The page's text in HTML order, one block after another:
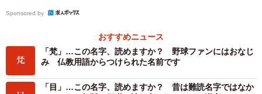
Sponsored by
おすすめニュース
「梵」…この名字、読めますか？ 野球ファンにはおなじ
み 仏教用語からつけられた名前です
「目」…この名字、読めますか？ 昔は難読名字ではなか